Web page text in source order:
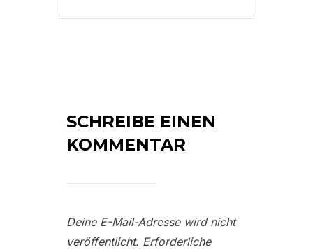
SCHREIBE EINEN
KOMMENTAR
Deine E-Mail-Adresse wird nicht
veröffentlicht. Erforderliche